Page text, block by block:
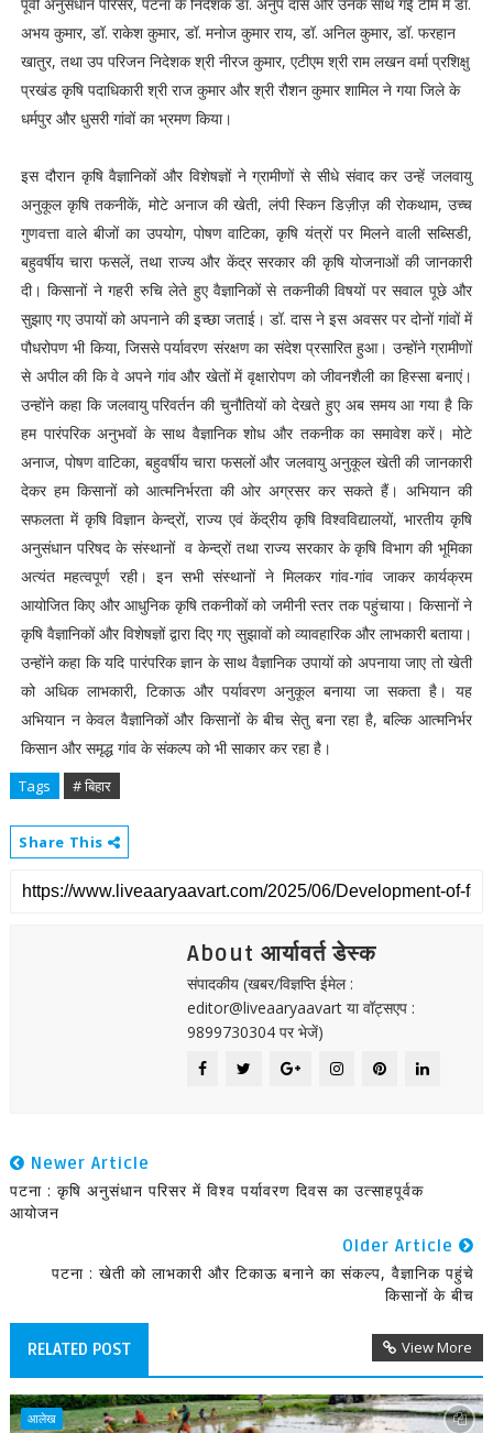
अभय कुमार, डॉ. राकेश कुमार, डॉ. मनोज कुमार राय, डॉ. अनिल कुमार, डॉ. फरहान
खातुर, तथा उप परिजन निदेशक श्री नीरज कुमार, एटीएम श्री राम लखन वर्मा प्रशिक्षु
प्रखंड कृषि पदाधिकारी श्री राज कुमार और श्री रौशन कुमार शामिल ने गया जिले के
धर्मपुर और धुसरी गांवों का भ्रमण किया।
इस दौरान कृषि वैज्ञानिकों और विशेषज्ञों ने ग्रामीणों से सीधे संवाद कर उन्हें जलवायु
अनुकूल कृषि तकनीकें, मोटे अनाज की खेती, लंपी स्किन डिज़ीज़ की रोकथाम, उच्च
गुणवत्ता वाले बीजों का उपयोग, पोषण वाटिका, कृषि यंत्रों पर मिलने वाली सब्सिडी,
बहुवर्षीय चारा फसलें, तथा राज्य और केंद्र सरकार की कृषि योजनाओं की जानकारी
दी। किसानों ने गहरी रुचि लेते हुए वैज्ञानिकों से तकनीकी विषयों पर सवाल पूछे और
सुझाए गए उपायों को अपनाने की इच्छा जताई। डॉ. दास ने इस अवसर पर दोनों गांवों में
पौधरोपण भी किया, जिससे पर्यावरण संरक्षण का संदेश प्रसारित हुआ। उन्होंने ग्रामीणों
से अपील की कि वे अपने गांव और खेतों में वृक्षारोपण को जीवनशैली का हिस्सा बनाएं।
उन्होंने कहा कि जलवायु परिवर्तन की चुनौतियों को देखते हुए अब समय आ गया है कि
हम पारंपरिक अनुभवों के साथ वैज्ञानिक शोध और तकनीक का समावेश करें। मोटे
अनाज, पोषण वाटिका, बहुवर्षीय चारा फसलों और जलवायु अनुकूल खेती की जानकारी
देकर हम किसानों को आत्मनिर्भरता की ओर अग्रसर कर सकते हैं। अभियान की
सफलता में कृषि विज्ञान केन्द्रों, राज्य एवं केंद्रीय कृषि विश्वविद्यालयों, भारतीय कृषि
अनुसंधान परिषद के संस्थानों व केन्द्रों तथा राज्य सरकार के कृषि विभाग की भूमिका
अत्यंत महत्वपूर्ण रही। इन सभी संस्थानों ने मिलकर गांव-गांव जाकर कार्यक्रम
आयोजित किए और आधुनिक कृषि तकनीकों को जमीनी स्तर तक पहुंचाया। किसानों ने
कृषि वैज्ञानिकों और विशेषज्ञों द्वारा दिए गए सुझावों को व्यावहारिक और लाभकारी बताया।
उन्होंने कहा कि यदि पारंपरिक ज्ञान के साथ वैज्ञानिक उपायों को अपनाया जाए तो खेती
को अधिक लाभकारी, टिकाऊ और पर्यावरण अनुकूल बनाया जा सकता है। यह
अभियान न केवल वैज्ञानिकों और किसानों के बीच सेतु बना रहा है, बल्कि आत्मनिर्भर
किसान और समृद्ध गांव के संकल्प को भी साकार कर रहा है।
Tags # बिहार
Share This
About आर्यावर्त डेस्क
संपादकीय (खबर/विज्ञप्ति ईमेल :
editor@liveaaryaavart या वॉट्सएप :
9899730304 पर भेजें)
Newer Article
पटना : कृषि अनुसंधान परिसर में विश्व पर्यावरण दिवस का उत्साहपूर्वक
आयोजन
Older Article
पटना : खेती को लाभकारी और टिकाऊ बनाने का संकल्प, वैज्ञानिक पहुंचे
किसानों के बीच
RELATED POST View More
आलेख